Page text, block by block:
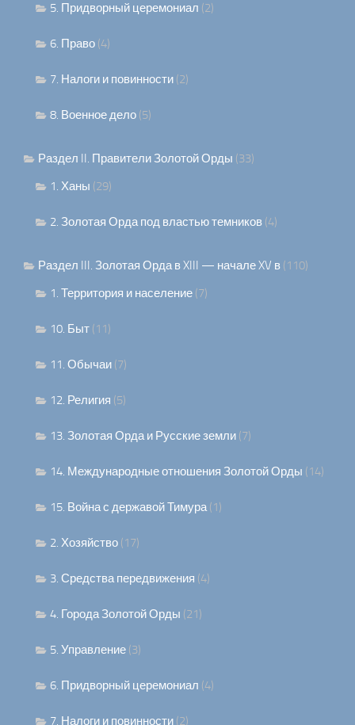
5. Придворный церемониал (2)
6. Право (4)
7. Налоги и повинности (2)
8. Военное дело (5)
Раздел II. Правители Золотой Орды (33)
1. Ханы (29)
2. Золотая Орда под властью темников (4)
Раздел III. Золотая Орда в XIII — начале XV в (110)
1. Территория и население (7)
10. Быт (11)
11. Обычаи (7)
12. Религия (5)
13. Золотая Орда и Русские земли (7)
14. Международные отношения Золотой Орды (14)
15. Война с державой Тимура(1)
2. Хозяйство (17)
3. Средства передвижения (4)
4. Города Золотой Орды (21)
5. Управление (3)
6. Придворный церемониал (4)
7. Налоги и повинности (2)